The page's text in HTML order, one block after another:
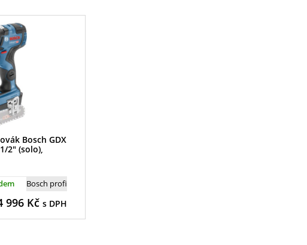
Bosch GDX
2" (solo),
Bosch profi
996Kč s DPH